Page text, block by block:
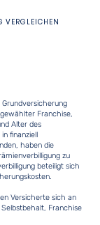
VERGLEICHEN
Franchise,
Alter des
finanziell
haben die
zu
beteiligt sich
Versicherte sich an
Franchise